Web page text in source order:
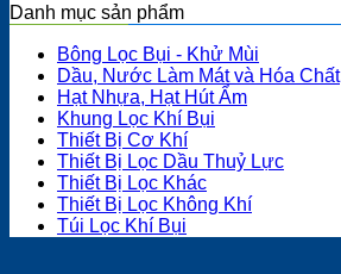
Danh mục sản phẩm
Bông Lọc Bụi - Khử Mùi
Dầu, Nước Làm Mát và Hóa Chất
Hạt Nhựa, Hạt Hút Ẩm
Khung Lọc Khí Bụi
Thiết Bị Cơ Khí
Thiết Bị Lọc Dầu Thuỷ Lực
Thiết Bị Lọc Khác
Thiết Bị Lọc Không Khí
Túi Lọc Khí Bụi